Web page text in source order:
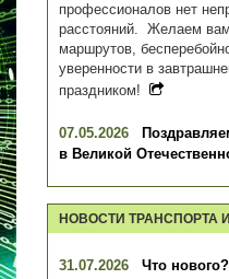
профессионалов нет
расстояний. Желаем
маршрутов,
уверенности в
праздником!
07.05.2026
в Великой
НОВОСТИ ТРАНСПОРТА
31.07.2026
Что